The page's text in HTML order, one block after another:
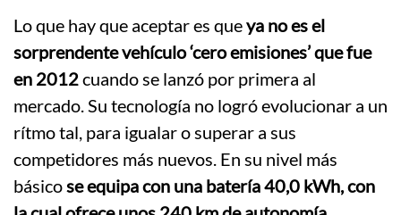
Lo que hay que aceptar es queya no es el
sorprendente vehículo ‘cero emisiones’ que fue
en 2012cuando se lanzó por primera al
mercado. Su tecnología no logró evolucionar a un
rítmo tal, para igualar o superar a sus
competidores más nuevos. En su nivel más
básico se equipa con una batería 40,0 kWh, con